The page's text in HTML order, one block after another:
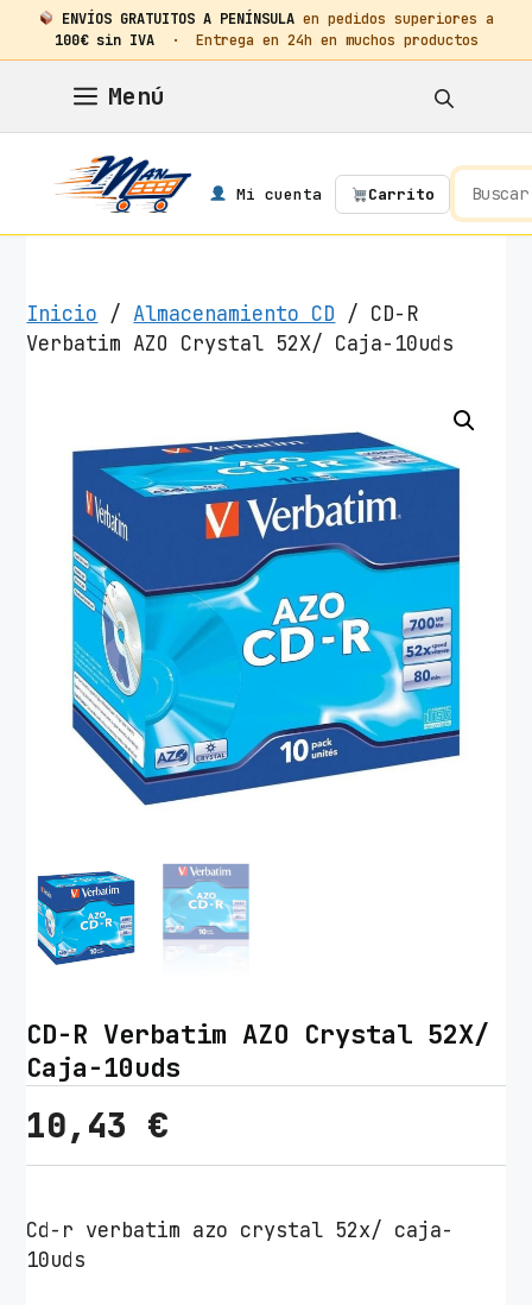
ENVÍOS GRATUITOS A PENÍNSULA en pedidos superiores a
100€ sin IVA· Entrega en 24h en muchos productos
contenido
Menú
Mi cuenta Carrito
Inicio / Almacenamiento CD / CD-R
Verbatim AZO Crystal 52X/ Caja-10uds
CD-R Verbatim AZO Crystal 52X/
Caja-10uds
10,43 €
Cd-r verbatim azo crystal 52x/ caja-
10uds